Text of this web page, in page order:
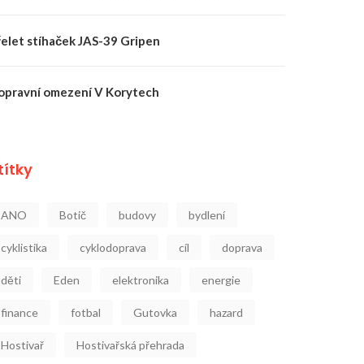
stíhaček JAS-39 Gripen
omezení V Korytech
ANO Botič budovy bydlení
cyklistika cyklodoprava cíl doprava
děti Eden elektronika energie
finance fotbal Gutovka hazard
Hostivař Hostivařská přehrada